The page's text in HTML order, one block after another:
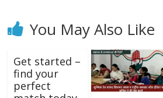
You May Also Like
Get started –
find your
perfect